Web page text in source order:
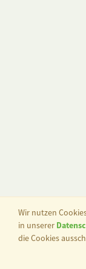
Wir nutzen
in unserer
die Cookies